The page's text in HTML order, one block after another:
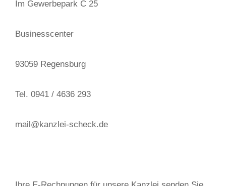
Im Gewerbepark C 25
Businesscenter
93059 Regensburg
Tel. 0941 / 4636 293
mail@kanzlei-scheck.de